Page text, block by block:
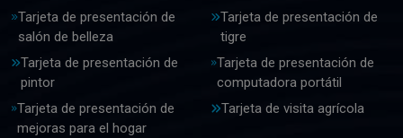
Tarjeta de presentación de
salón de belleza
Tarjeta de presentación de
tigre
Tarjeta de presentación de
pintor
Tarjeta de presentación de
computadora portátil
Tarjeta de presentación de
mejoras para el hogar
Tarjeta de visita agrícola